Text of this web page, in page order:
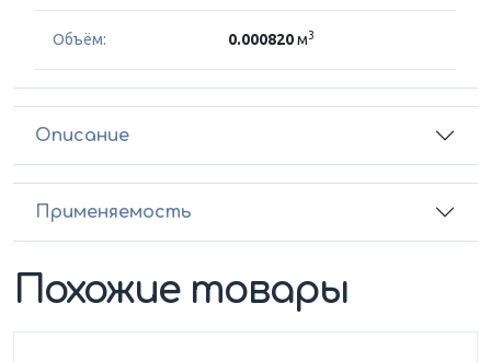
Объём: 0.000820м3
Описание
Применяемость
Похожие товары